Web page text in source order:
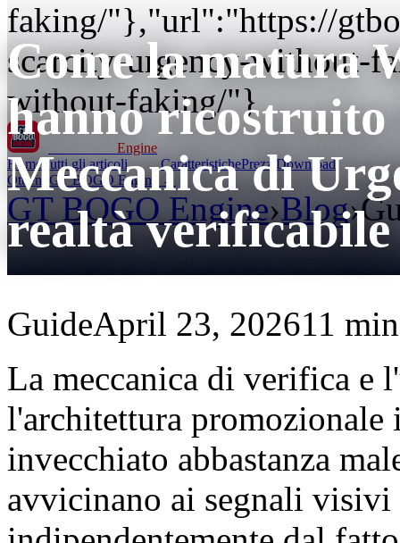
faking/"},"url":"https://
scarcity-urgency-without-
without-faking/"}
Engine
Home Tutti gli articoli CaratteristichePrezzi Download
Ottieni GT BOGO Engine →
GT BOGO Engine›Blog›
Come la matura
hanno ricostruito
Meccanica di
realtà verificabile
GuideApril 23, 202611
La meccanica di verifica e
l'architettura
invecchiato abbastanza
avvicinano ai segnali visivi